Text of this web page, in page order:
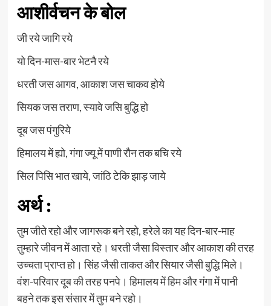
आशीर्वचन के बोल
जी रये जागि रये
यो दिन-मास-बार भेटनै रये
धरती जस आगव, आकाश जस चाकव होये
सियक जस तराण, स्यावे जसि बुद्धि हो
दूब जस पंगुरिये
हिमालय में ह्यो, गंगा ज्यू में पाणी रौन तक बचि रये
सिल पिसि भात खाये, जांठि टेकि झाड़ जाये
अर्थ :
तुम जीते रहो और जागरूक बने रहो, हरेले का यह दिन-बार-माह
तुम्हारे जीवन में आता रहे। धरती जैसा विस्तार और आकाश की तरह
उच्चता प्राप्त हो। सिंह जैसी ताकत और सियार जैसी बुद्धि मिले।
वंश-परिवार दूब की तरह पनपे। हिमालय में हिम और गंगा में पानी
बहने तक इस संसार में तुम बने रहो।